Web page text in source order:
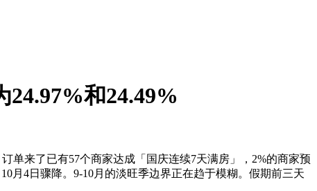
和24.49%
单来了已有57个商家达成「国庆连续7天满房」，2%的商家预
月4日骤降。9-10月的淡旺季边界正在趋于模糊。假期前三天